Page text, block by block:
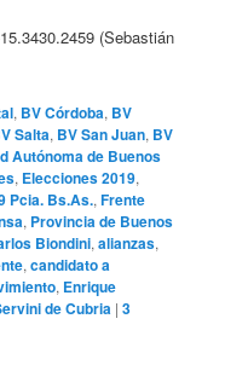
(Sebastián
, BV Córdoba, BV
Salta, BV San Juan, BV
Autónoma de Buenos
, Elecciones 2019,
Pcia. Bs.As.,Frente
, Provincia de Buenos
Biondini,alianzas,
,candidato a
, Enrique
de Cubria |3